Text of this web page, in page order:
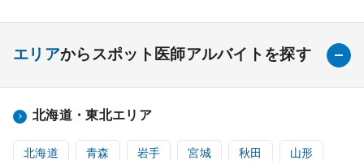
エリアからスポット医師アルバイトを探す
北海道・東北エリア
北海道 青森 岩手 宮城 秋田 山形